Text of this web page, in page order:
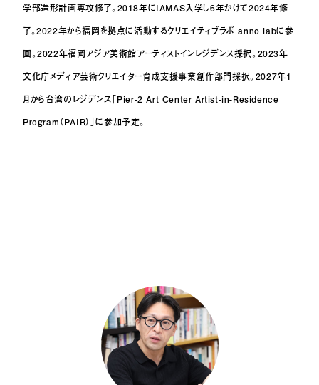
学部造形計画専攻修了。2018年にIAMAS入学し6年かけて2024年修
了。2022年から福岡を拠点に活動するクリエイティブラボ anno labに参
画。2022年福岡アジア美術館アーティストインレジデンス採択。2023年
文化庁メディア芸術クリエイター育成支援事業創作部門採択。2027年1
月から台湾のレジデンス「Pier-2 Art Center Artist-in-Residence
Program（PAIR）」に参加予定。